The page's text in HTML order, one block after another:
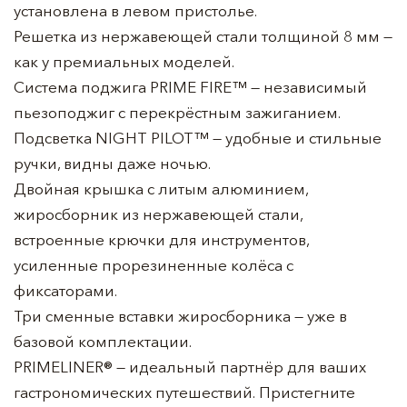
установлена в левом пристолье.
Решетка из нержавеющей стали толщиной 8 мм —
как у премиальных моделей.
Система поджига PRIME FIRE™️ — независимый
пьезоподжиг с перекрёстным зажиганием.
Подсветка NIGHT PILOT™️ — удобные и стильные
ручки, видны даже ночью.
Двойная крышка с литым алюминием,
жиросборник из нержавеющей стали,
встроенные крючки для инструментов,
усиленные прорезиненные колёса с
фиксаторами.
Три сменные вставки жиросборника — уже в
базовой комплектации.
PRIMELINER® — идеальный партнёр для ваших
гастрономических путешествий. Пристегните